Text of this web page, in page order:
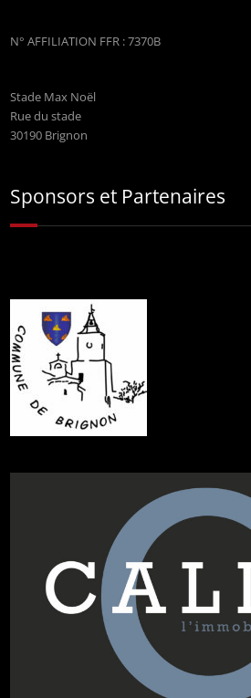
N° AFFILIATION FFR : 7370B
Stade Max Noël
Rue du stade
30190 Brignon
Sponsors et Partenaires